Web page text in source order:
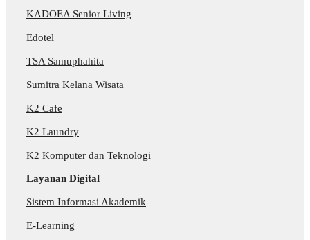
KADOEA Senior Living
Edotel
TSA Samuphahita
Sumitra Kelana Wisata
K2 Cafe
K2 Laundry
K2 Komputer dan Teknologi
Layanan Digital
Sistem Informasi Akademik
E-Learning